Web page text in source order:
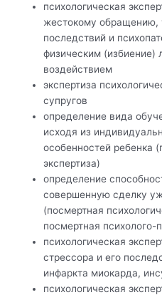
психологическая
жестокому обращению,
последствий и
физическим (избиение)
воздействием
экспертиза
супругов
определение вида
исходя из
особенностей ребенка
экспертиза)
определение
совершенную сделку
(посмертная
посмертная психолого-
психологическая
стрессора и его
инфаркта миокарда,
психологическая